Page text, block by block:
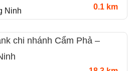
Ninh 0.1 km
chi nhánh Cẩm Phả –